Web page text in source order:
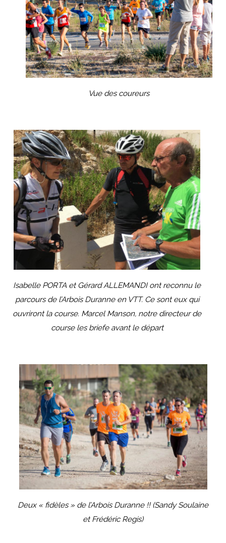
Vue des coureurs
Isabelle PORTA et Gérard ALLEMANDI ont reconnu le
parcours de l’Arbois Duranne en VTT. Ce sont eux qui
ouvriront la course. Marcel Manson, notre directeur de
course les briefe avant le départ
Deux « fidèles » de l’Arbois Duranne !! (Sandy Soulaine
et Frédéric Regis)